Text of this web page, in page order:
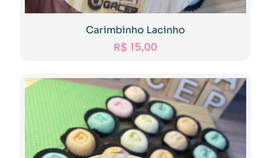
Carimbinho Lacinho
R$ 15,00